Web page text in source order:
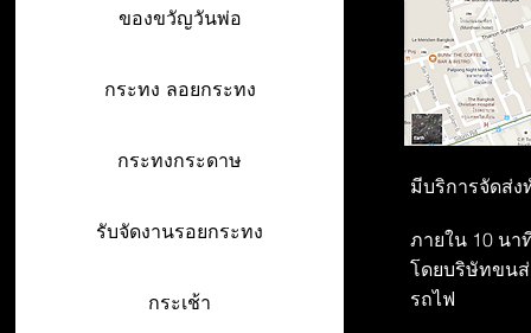
ของขวัญวันพ่อ
กระทง ลอยกระทง
กระทงกระดาษ
รับจัดงานรอยกระทง
กระเช้า
มีบริการจัดส่ง
ภายใน 10 นา
โดยบริษัทขน
รถไฟ